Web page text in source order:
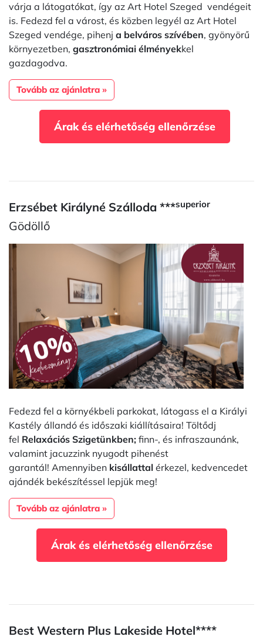
várja a látogatókat, így az Art Hotel Szeged vendégeit
is. Fedezd fel a várost, és közben legyél az Art Hotel
Szeged vendége, pihenj a belváros szívében, gyönyörű
környezetben, gasztronómiai élményekkel
gazdagodva.
Tovább az ajánlatra »
Árak és elérhetőség ellenőrzése
Erzsébet Királyné Szálloda ***superior
Gödöllő
Fedezd fel a környékbeli parkokat, látogass el a Királyi
Kastély állandó és időszaki kiállításaira! Töltődj
fel Relaxációs Szigetünkben; finn-, és infraszaunánk,
valamint jacuzzink nyugodt pihenést
garantál! Amennyiben kisállattal érkezel, kedvencedet
ajándék bekészítéssel lepjük meg!
Tovább az ajánlatra »
Árak és elérhetőség ellenőrzése
Best Western Plus Lakeside Hotel****